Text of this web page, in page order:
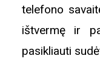
telefono
ištvermę ir
pasikliauti